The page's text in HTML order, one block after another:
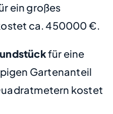
ein großes
ca. 450000 €.
für eine
Gartenanteil
kostet